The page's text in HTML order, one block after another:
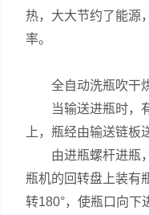
热，大大节约了能源
率。
全自动洗瓶吹干烘
当输送进瓶时，有
上，瓶经由输送链板
由进瓶螺杆进瓶，
瓶机的回转盘上装有
转180°，使瓶口向下